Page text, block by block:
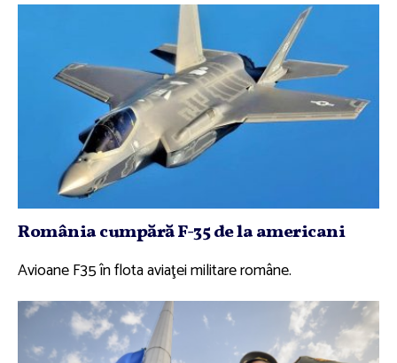
România cumpără F-35 de la americani
Avioane F35 în flota aviaţei militare române.